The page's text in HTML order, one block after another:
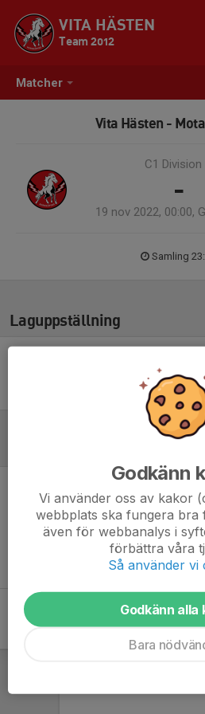
Matcher
VITA HÄSTEN
Team 2012
Vita Hästen -
C1 Division
-
19 nov 2022, 00:00,
Samling
Laguppställning
Ingen
Inget referat
Godkänn
Vi använder oss av kakor
webbplats ska fungera bra
även för webbanalys i
förbättra våra
Så använder vi
Godkänn alla
Bara